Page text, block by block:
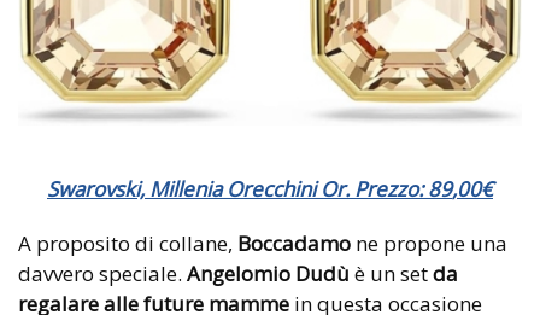
Swarovski, Millenia Orecchini Or. Prezzo:89,00€
A proposito di collane, Boccadamo ne propone una
davvero speciale. Angelomio Dudù è un setda
regalare alle future mamme in questa occasione